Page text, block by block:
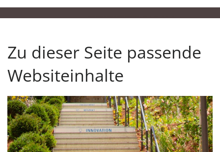
Zu dieser Seite passende
Websiteinhalte
Unsere Verantwortung